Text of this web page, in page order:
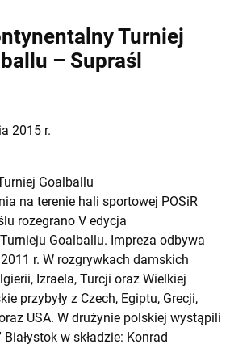
Turniej
– Supraśl
2015 r.
Goalballu
na terenie hali sportowej POSiR
rozegrano V edycja
Goalballu. Impreza odbywa
r. W rozgrywkach damskich
Izraela, Turcji oraz Wielkiej
przybyły z Czech, Egiptu, Grecji,
USA. W drużynie polskiej wystąpili
w składzie: Konrad